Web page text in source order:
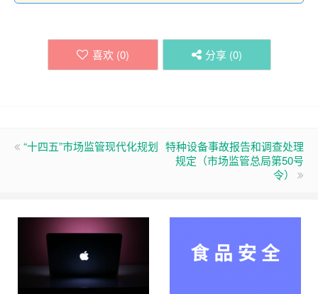
喜欢 (0) 分享 (0)
“十四五”市场监管现代化规划 特种设备事故报告和调查处理
规定（市场监管总局第50号
令）